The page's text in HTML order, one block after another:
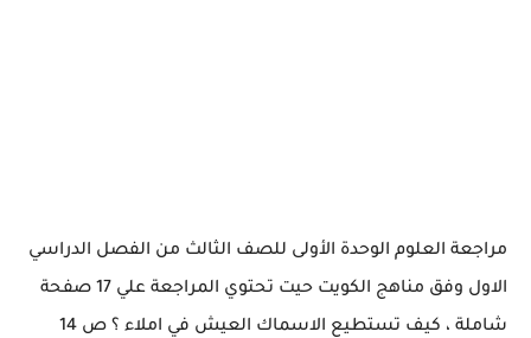
مراجعة العلوم الوحدة الأولى للصف الثالث من الفصل الدراسي
الاول وفق مناهج الكويت حيت تحتوي المراجعة علي 17 صفحة
شاملة ، كيف تستطيع الاسماك العيش في املاء ؟ ص 14